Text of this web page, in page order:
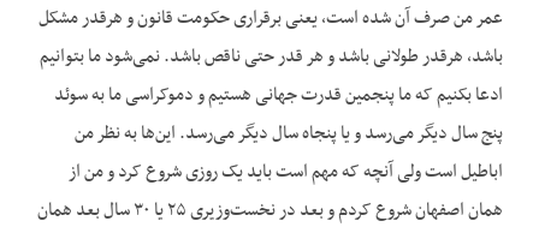
عمر من صرف آن شده است، یعنی برقراری حکومت قانون و هرقدر مشکل
باشد، هرقدر طولانی باشد و هر قدر حتی ناقص باشد. نمی‌شود ما بتوانیم
ادعا بکنیم که ما پنجمین قدرت جهانی هستیم و دموکراسی ما به سوئد
پنج سال دیگر می‌رسد و یا پنجاه سال دیگر می‌رسد. این‌ها به نظر من
اباطیل است ولی آنچه که مهم است باید یک روزی شروع کرد و من از
همان اصفهان شروع کردم و بعد در نخست‌وزیری ۲۵ یا ۳۰ سال بعد همان